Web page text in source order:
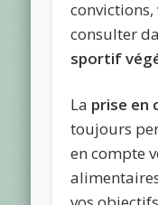
consulter
sportif
La prise en
toujours
en compte